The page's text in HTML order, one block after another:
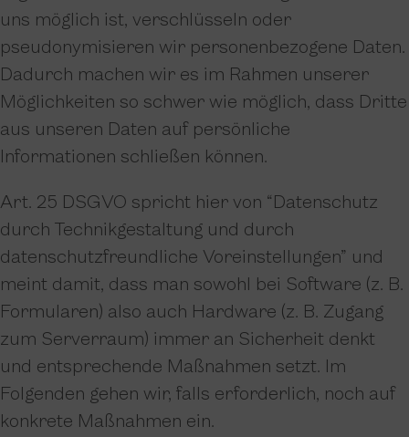
uns möglich ist, verschlüsseln oder
pseudonymisieren wir personenbezogene Daten.
Dadurch machen wir es im Rahmen unserer
Möglichkeiten so schwer wie möglich, dass Dritte
aus unseren Daten auf persönliche
Informationen schließen können.
Art. 25 DSGVO spricht hier von “Datenschutz
durch Technikgestaltung und durch
datenschutzfreundliche Voreinstellungen” und
meint damit, dass man sowohl bei Software (z. B.
Formularen) also auch Hardware (z. B. Zugang
zum Serverraum) immer an Sicherheit denkt
und entsprechende Maßnahmen setzt. Im
Folgenden gehen wir, falls erforderlich, noch auf
konkrete Maßnahmen ein.